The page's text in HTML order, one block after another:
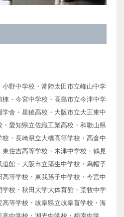
小野中学校・常陸太田市立峰山中学
・今宮中学校・高島市立今津中学
舎・星稜高校・大阪市立大正東中
愛知県立佐織工業高校・和歌山県
・長崎県立大橋高等学校・高倉中
住吉高等学校・木津中学校・鶴見
館・大阪市立蒲生中学校・烏帽子
等学校・東我孫子中学校・今宮中
校・秋田大学大体育館・荒牧中学
等学校・岐阜県立岐阜盲学校・海